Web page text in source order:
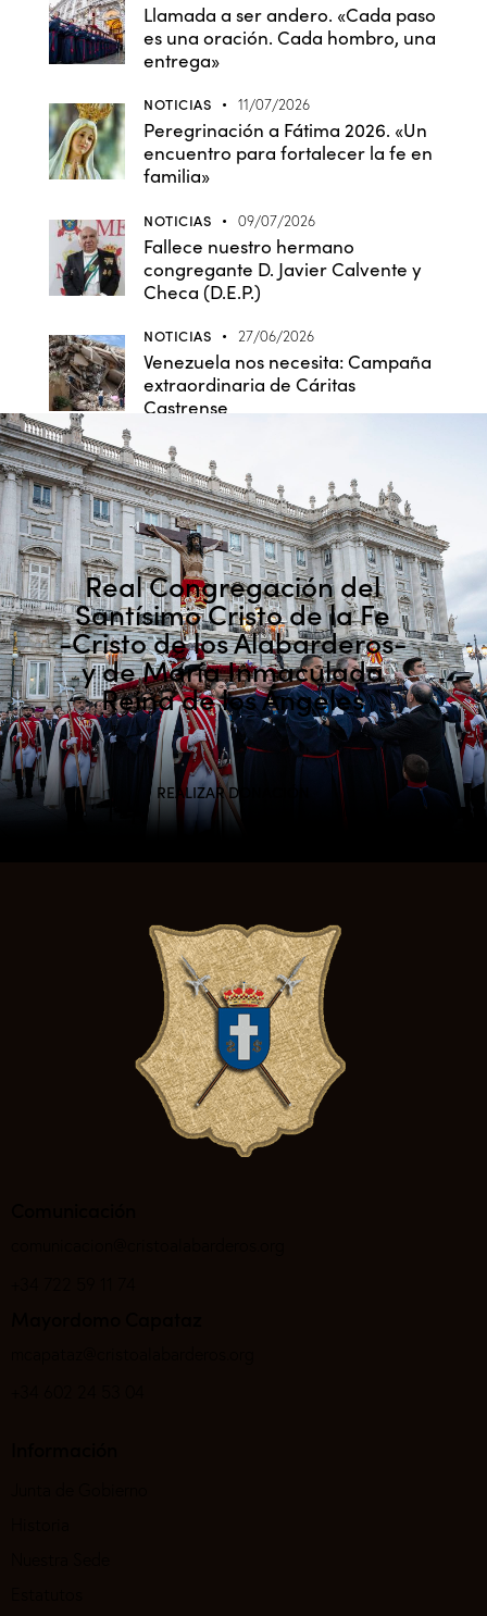
Llamada a ser andero. «Cada paso
es una oración. Cada hombro, una
entrega»
NOTICIAS 11/07/2026
Peregrinación a Fátima 2026. «Un
encuentro para fortalecer la fe en
familia»
NOTICIAS 09/07/2026
Fallece nuestro hermano
congregante D. Javier Calvente y
Checa (D.E.P.)
NOTICIAS 27/06/2026
Venezuela nos necesita: Campaña
extraordinaria de Cáritas
Castrense
Real Congregación del
Santísimo Cristo de la Fe
-Cristo de los Alabarderos-
y de María Inmaculada
Reina de los Ángeles
REALIZAR DONACIÓN